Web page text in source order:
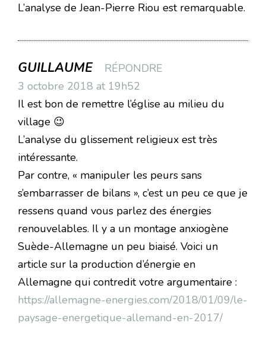
L’analyse de Jean-Pierre Riou est remarquable.
GUILLAUME
RÉPONDRE
3 octobre 2018 at 19h52
Il est bon de remettre l’église au milieu du
village 😉
L’analyse du glissement religieux est très
intéressante.
Par contre, « manipuler les peurs sans
s’embarrasser de bilans », c’est un peu ce que je
ressens quand vous parlez des énergies
renouvelables. Il y a un montage anxiogène
Suède-Allemagne un peu biaisé. Voici un
article sur la production d’énergie en
Allemagne qui contredit votre argumentaire :
https://allemagne-energies.com/2018/01/09/le-
paysage-energetique-allemand-en-2017/